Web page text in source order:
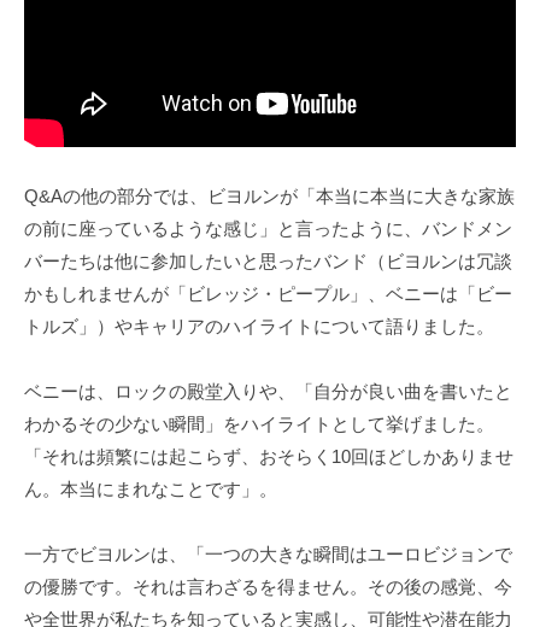
Q&Aの他の部分では、ビヨルンが「本当に本当に大きな家族
の前に座っているような感じ」と言ったように、バンドメン
バーたちは他に参加したいと思ったバンド（ビヨルンは冗談
かもしれませんが「ビレッジ・ピープル」、ベニーは「ビー
トルズ」）やキャリアのハイライトについて語りました。
ベニーは、ロックの殿堂入りや、「自分が良い曲を書いたと
わかるその少ない瞬間」をハイライトとして挙げました。
「それは頻繁には起こらず、おそらく10回ほどしかありませ
ん。本当にまれなことです」。
一方でビヨルンは、「一つの大きな瞬間はユーロビジョンで
の優勝です。それは言わざるを得ません。その後の感覚、今
や全世界が私たちを知っていると実感し、可能性や潜在能力